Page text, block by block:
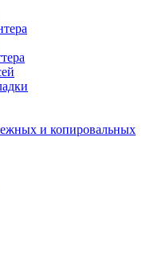
и копировальных